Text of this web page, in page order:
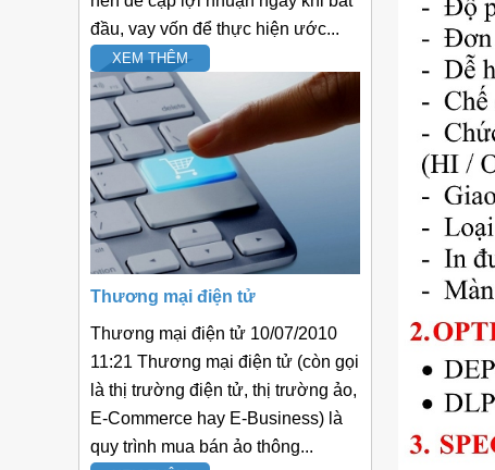
đầu, vay vốn để thực hiện ước...
XEM THÊM
Thương mại điện tử
Thương mại điện tử 10/07/2010
11:21 Thương mại điện tử (còn gọi
là thị trường điện tử, thị trường ảo,
E-Commerce hay E-Business) là
quy trình mua bán ảo thông...